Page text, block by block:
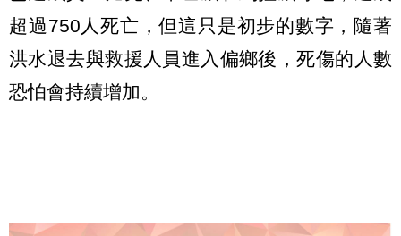
超過750人死亡，但這只是初步的數字，隨著
洪水退去與救援人員進入偏鄉後，死傷的人數
恐怕會持續增加。